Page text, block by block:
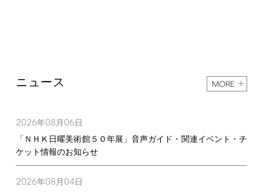
ニュース MORE
2026年08月 06日
「ＮＨＫ日曜美術館５０年展」音声ガイド・関連イベント・チ
ケット情報のお知らせ
2026年08月 04日